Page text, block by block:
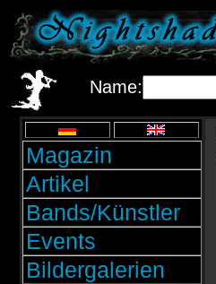
Name:
Magazin
Artikel
Bands/Künstler
Events
Bildergalerien